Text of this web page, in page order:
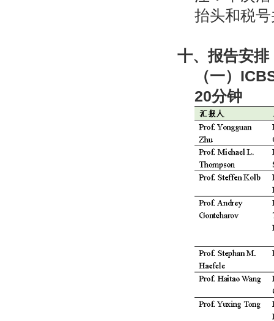
抬头和税
十、报告安排
（一）
20分钟